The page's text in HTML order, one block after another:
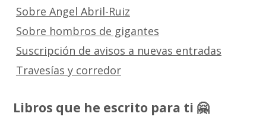
Sobre Angel Abril-Ruiz
Sobre hombros de gigantes
Suscripción de avisos a nuevas entradas
Travesías y corredor
Libros que he escrito para ti 🤗